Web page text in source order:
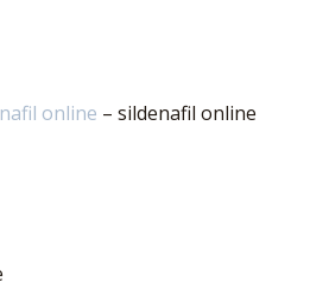
online – sildenafil online